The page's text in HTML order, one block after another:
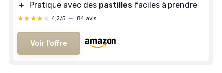
＋
Pratique avec des pastilles faciles à prendre
★★★★★
★★★★★ 4,2/5 — 84 avis
Voir l'offre